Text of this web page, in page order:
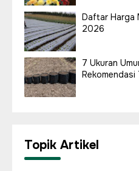
Daftar Harga
2026
7 Ukuran
Topik Artikel